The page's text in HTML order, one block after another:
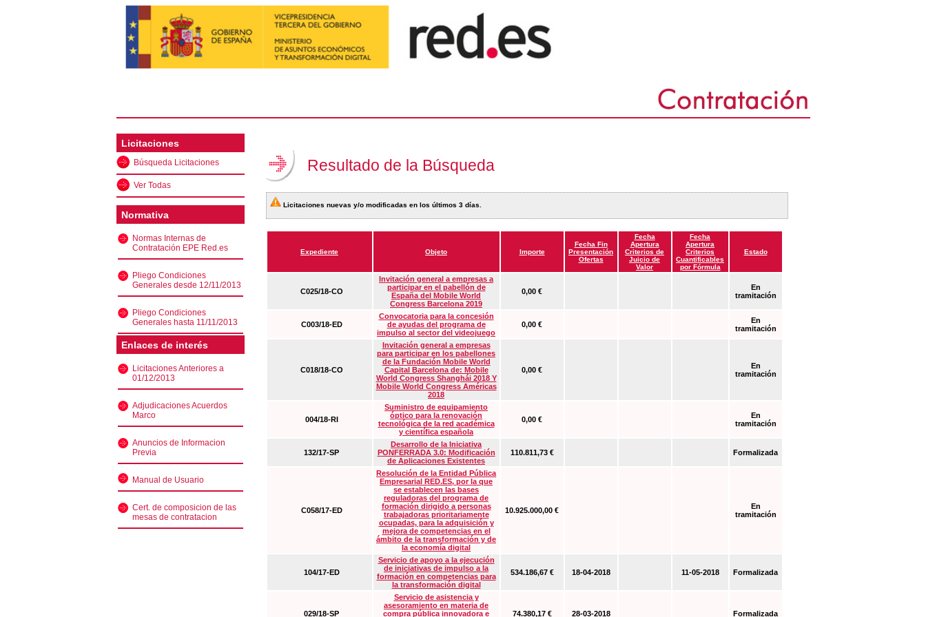
Licitaciones
Búsqueda Licitaciones
Ver Todas
Normativa
Normas Internas de
Contratación EPE Red.es
Pliego Condiciones
Generales desde 12/11/2013
Pliego Condiciones
Generales hasta 11/11/2013
Enlaces de interés
Licitaciones Anteriores a
01/12/2013
Adjudicaciones Acuerdos
Marco
Anuncios de Informacion
Previa
Manual de Usuario
Cert. de composicion de las
mesas de contratacion
Resultado de la Búsqueda
Licitaciones nuevas y/o modificadas en los últimos 3 días.
Expediente Objeto Importe
Fecha Fin
Presentación
Ofertas
Fecha
Apertura
Criterios de
Juicio de
Valor
Fecha
Apertura
Criterios
Cuantificables
por Fórmula
Estado
C025/18-CO
Invitación general a empresas a
participar en el pabellón de
España del Mobile World
Congress Barcelona 2019
0,00 €
En
tramitación
C003/18-ED
Convocatoria para la concesión
de ayudas del programa de
impulso al sector del videojuego
0,00 €
En
tramitación
C018/18-CO
Invitación general a empresas
para participar en los pabellones
de la Fundación Mobile World
Capital Barcelona de: Mobile
World Congress Shanghái 2018 Y
Mobile World Congress Américas
2018
0,00 €
En
tramitación
004/18-RI
Suministro de equipamiento
óptico para la renovación
tecnológica de la red académica
y científica española
0,00 €
En
tramitación
132/17-SP
Desarrollo de la Iniciativa
PONFERRADA 3.0: Modificación
de Aplicaciones Existentes
110.811,73 € Formalizada
C058/17-ED
Resolución de la Entidad Pública
Empresarial RED.ES, por la que
se establecen las bases
reguladoras del programa de
formación dirigido a personas
trabajadoras prioritariamente
ocupadas, para la adquisición y
mejora de competencias en el
ámbito de la transformación y de
la economía digital
10.925.000,00 €
En
tramitación
104/17-ED
Servicio de apoyo a la ejecución
de iniciativas de impulso a la
formación en competencias para
la transformación digital
534.186,67 € 18-04-2018 11-05-2018 Formalizada
029/18-SP
Servicio de asistencia y
asesoramiento en materia de
compra pública innovadora e
74.380,17 € 28-03-2018 Formalizada